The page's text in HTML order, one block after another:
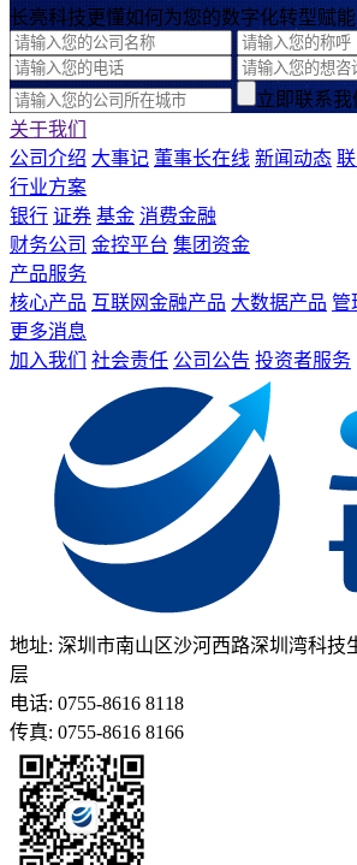
长亮科技更懂如何为您的数字化转型赋能
立即联系我
关于我们
公司介绍 大事记 董事长在线 新闻动态
行业方案
银行 证券 基金 消费金融
财务公司 金控平台 集团资金
产品服务
核心产品 互联网金融产品 大数据产品 管
更多消息
加入我们
社会责任 公司公告 投资者服务
地址: 深圳市南山区沙河西路深圳湾科技
层
电话: 0755-8616 8118
传真: 0755-8616 8166